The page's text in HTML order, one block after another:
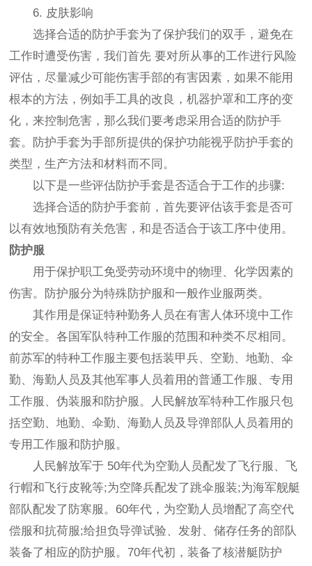
6. 皮肤影响
选择合适的防护手套为了保护我们的双手，避免在
工作时遭受伤害，我们首先 要对所从事的工作进行风险
评估，尽量减少可能伤害手部的有害因素，如果不能用
根本的方法，例如手工具的改良，机器护罩和工序的变
化，来控制危害，那么我们要考虑采用合适的防护手
套。防护手套为手部所提供的保护功能视乎防护手套的
类型，生产方法和材料而不同。
以下是一些评估防护手套是否适合于工作的步骤:
选择合适的防护手套前，首先要评估该手套是否可
以有效地预防有关危害，和是否适合于该工序中使用。
防护服
用于保护职工免受劳动环境中的物理、化学因素的
伤害。防护服分为特殊防护服和一般作业服两类。
其作用是保证特种勤务人员在有害人体环境中工作
的安全。各国军队特种工作服的范围和种类不尽相同。
前苏军的特种工作服主要包括装甲兵、空勤、地勤、伞
勤、海勤人员及其他军事人员着用的普通工作服、专用
工作服、伪装服和防护服。人民解放军特种工作服只包
括空勤、地勤、伞勤、海勤人员及导弹部队人员着用的
专用工作服和防护服。
人民解放军于 50年代为空勤人员配发了飞行服、飞
行帽和飞行皮靴等;为空降兵配发了跳伞服装;为海军舰艇
部队配发了防寒服。60年代，为空勤人员增配了高空代
偿服和抗荷服;给担负导弹试验、发射、储存任务的部队
装备了相应的防护服。70年代初，装备了核潜艇防护